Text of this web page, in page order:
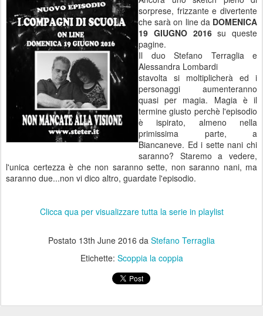
sorprese, frizzante e divertente
che sarà on line da DOMENICA
19 GIUGNO 2016su queste
pagine.
Il duo Stefano Terraglia e
Alessandra Lombardi
stavolta si moltiplicherà ed i
personaggi aumenteranno
quasi per magia. Magia è il
termine giusto perchè l'episodio
è ispirato, almeno nella
primissima parte, a
Biancaneve. Ed i sette nani chi
saranno? Staremo a vedere,
l'unica certezza è che non saranno sette, non saranno nani, ma
saranno due...non vi dico altro, guardate l'episodio.
Clicca qua per visualizzare tutta la serie in playlist
Postato 13th June 2016 da Stefano Terraglia
Etichette: Scoppia la coppia